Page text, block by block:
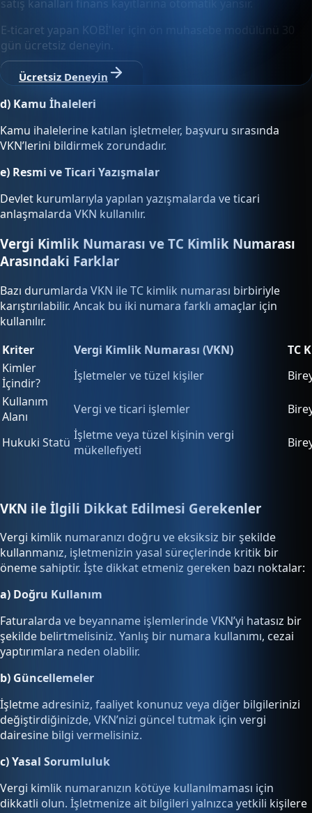
satış kanalları finans kayıtlarına otomatik yansır.
E-ticaret yapan KOBİ'ler için ön muhasebe modülünü 30
gün ücretsiz deneyin.
Ücretsiz Deneyin
d) Kamu İhaleleri
Kamu ihalelerine katılan işletmeler, başvuru sırasında
VKN’lerini bildirmek zorundadır.
e) Resmi ve Ticari Yazışmalar
Devlet kurumlarıyla yapılan yazışmalarda ve ticari
anlaşmalarda VKN kullanılır.
Vergi Kimlik Numarası ve TC Kimlik Numarası
Arasındaki Farklar
Bazı durumlarda VKN ile TC kimlik numarası birbiriyle
karıştırılabilir. Ancak bu iki numara farklı amaçlar için
kullanılır.
Kriter
Vergi Kimlik Numarası (VKN)
TC
Kimler
İçindir?
İşletmeler ve tüzel kişiler
Kullanım
Alanı
Vergi ve ticari işlemler
Hukuki Statü İşletme veya tüzel kişinin vergi
mükellefiyeti
VKN ile İlgili Dikkat Edilmesi Gerekenler
Vergi kimlik numaranızı doğru ve eksiksiz bir şekilde
kullanmanız, işletmenizin yasal süreçlerinde kritik bir
öneme sahiptir. İşte dikkat etmeniz gereken bazı noktalar:
a) Doğru Kullanım
Faturalarda ve beyanname işlemlerinde VKN’yi hatasız bir
şekilde belirtmelisiniz. Yanlış bir numara kullanımı, cezai
yaptırımlara neden olabilir.
b) Güncellemeler
İşletme adresiniz, faaliyet konunuz veya diğer bilgilerinizi
değiştirdiğinizde, VKN’nizi güncel tutmak için vergi
dairesine bilgi vermelisiniz.
c) Yasal Sorumluluk
Vergi kimlik numaranızın kötüye kullanılmaması için
dikkatli olun. İşletmenize ait bilgileri yalnızca yetkili kişilere